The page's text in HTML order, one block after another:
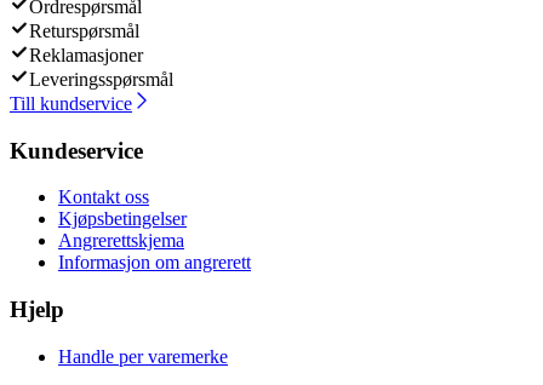
Ordrespørsmål
Returspørsmål
Reklamasjoner
Leveringsspørsmål
Till kundservice
Kundeservice
Kontakt oss
Kjøpsbetingelser
Angrerettskjema
Informasjon om angrerett
Hjelp
Handle per varemerke